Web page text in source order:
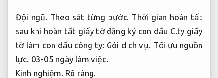
Đội ngũ. Theo sát từng bước. Thời gian hoàn tất
sau khi hoàn tất giấy tờ đăng ký con dấu C.ty giấy
tờ làm con dấu công ty: Gói dịch vụ.
Tối ưu nguồn
lực. 03-05 ngày làm việc.
Kinh nghiệm. Rõ ràng.